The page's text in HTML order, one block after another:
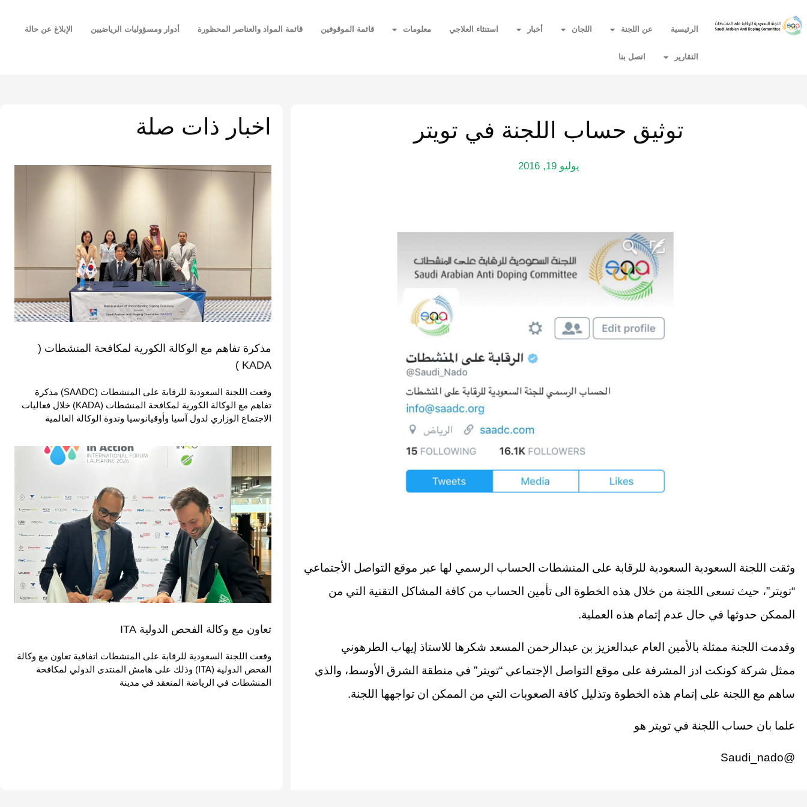
الرئيسية عن اللجنة اللجان أخبار استنثاء العلاجي معلومات قائمة الموقوفين قائمة المواد والعناصر المحظورة أدوار ومسؤوليات الرياضيين الإبلاغ عن حالة
التقارير اتصل بنا
توثيق حساب اللجنة في تويتر
يوليو 19, 2016
وثقت اللجنة السعودية السعودية للرقابة على المنشطات الحساب الرسمي لها عبر موقع التواصل الأجتماعي
“تويتر”، حيث تسعى اللجنة من خلال هذه الخطوة الى تأمين الحساب من كافة المشاكل التقنية التي من
الممكن حدوثها في حال عدم إتمام هذه العملية.
وقدمت اللجنة ممثلة بالأمين العام عبدالعزيز بن عبدالرحمن المسعد شكرها للاستاذ إيهاب الطرهوني
ممثل شركة كونكت ادز المشرفة على موقع التواصل الإجتماعي “تويتر” في منطقة الشرق الأوسط، والذي
ساهم مع اللجنة على إتمام هذه الخطوة وتذليل كافة الصعوبات التي من الممكن ان تواجهها اللجنة.
علما بان حساب اللجنة في تويتر هو
@Saudi_nado
اخبار ذات صلة
مذكرة تفاهم مع الوكالة الكورية لمكافحة المنشطات (
KADA )
وقعت اللجنة السعودية للرقابة على المنشطات (SAADC) مذكرة
تفاهم مع الوكالة الكورية لمكافحة المنشطات (KADA) خلال فعاليات
الاجتماع الوزاري لدول آسيا وأوقيانوسيا وندوة الوكالة العالمية
تعاون مع وكالة الفحص الدولية ITA
وقعت اللجنة السعودية للرقابة على المنشطات اتفاقية تعاون مع وكالة
الفحص الدولية (ITA) وذلك على هامش المنتدى الدولي لمكافحة
المنشطات في الرياضة المنعقد في مدينة